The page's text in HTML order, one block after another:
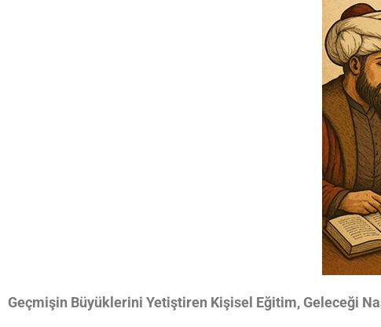
Geçmişin Büyüklerini Yetiştiren Kişisel Eğitim, Geleceği